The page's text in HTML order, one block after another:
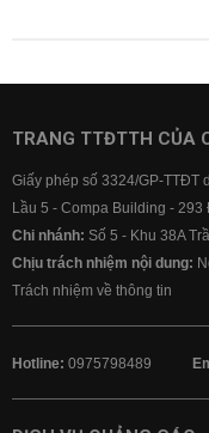
TRANG TTĐTTH CỦA
Giấy phép số 3324/GP-TTĐT
Lầu 5 - Compa Building -
Chi nhánh: Số 5 - Khu 38A
Chịu trách nhiệm nội dung:
Trách nhiệm về thông tin
Hotline: 0975798489